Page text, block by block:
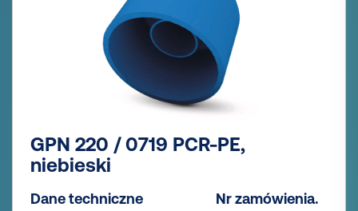
GPN 220 / 0719 PCR-PE,
niebieski
Dane techniczne
Nr zamówienia.